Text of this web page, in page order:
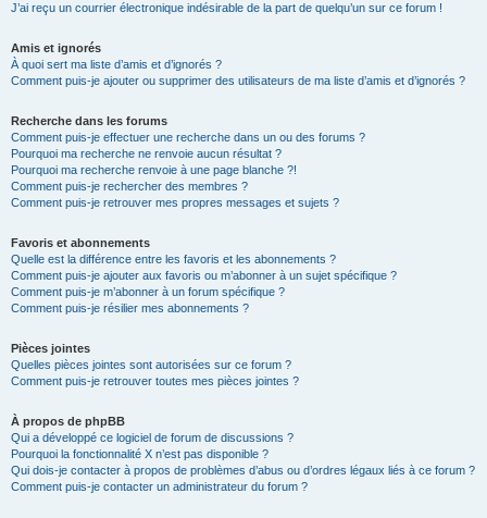
J’ai reçu un courrier électronique indésirable de la part de quelqu’un sur ce forum !
Amis et ignorés
À quoi sert ma liste d’amis et d’ignorés ?
Comment puis-je ajouter ou supprimer des utilisateurs de ma liste d’amis et d’ignorés ?
Recherche dans les forums
Comment puis-je effectuer une recherche dans un ou des forums ?
Pourquoi ma recherche ne renvoie aucun résultat ?
Pourquoi ma recherche renvoie à une page blanche ?!
Comment puis-je rechercher des membres ?
Comment puis-je retrouver mes propres messages et sujets ?
Favoris et abonnements
Quelle est la différence entre les favoris et les abonnements ?
Comment puis-je ajouter aux favoris ou m’abonner à un sujet spécifique ?
Comment puis-je m’abonner à un forum spécifique ?
Comment puis-je résilier mes abonnements ?
Pièces jointes
Quelles pièces jointes sont autorisées sur ce forum ?
Comment puis-je retrouver toutes mes pièces jointes ?
À propos de phpBB
Qui a développé ce logiciel de forum de discussions ?
Pourquoi la fonctionnalité X n’est pas disponible ?
Qui dois-je contacter à propos de problèmes d’abus ou d’ordres légaux liés à ce forum ?
Comment puis-je contacter un administrateur du forum ?